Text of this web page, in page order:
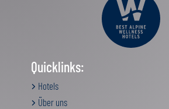
Quicklinks:
Hotels
Über uns